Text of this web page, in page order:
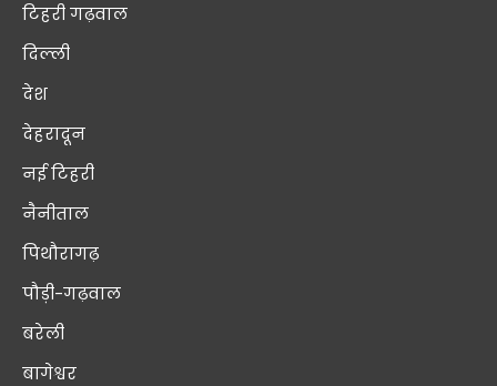
टिहरी गढ़वाल
दिल्ली
देश
देहरादून
नई टिहरी
नैनीताल
पिथौरागढ़
पौड़ी-गढ़वाल
बरेली
बागेश्वर